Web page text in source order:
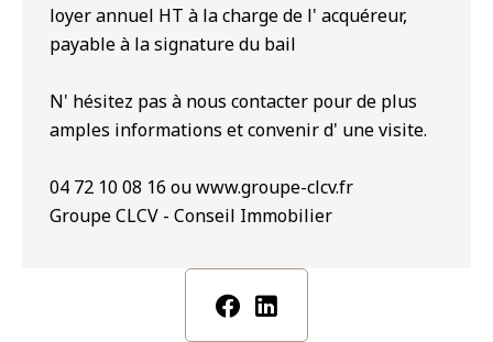
loyer annuel HT à la charge de l' acquéreur,
payable à la signature du bail
N' hésitez pas à nous contacter pour de plus
amples informations et convenir d' une visite.
04 72 10 08 16 ou www.groupe-clcv.fr
Groupe CLCV - Conseil Immobilier